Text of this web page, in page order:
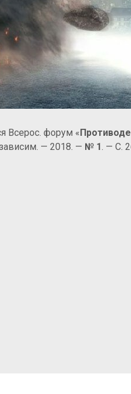
Всерос. форум «
— 2018. — № 1. — С.